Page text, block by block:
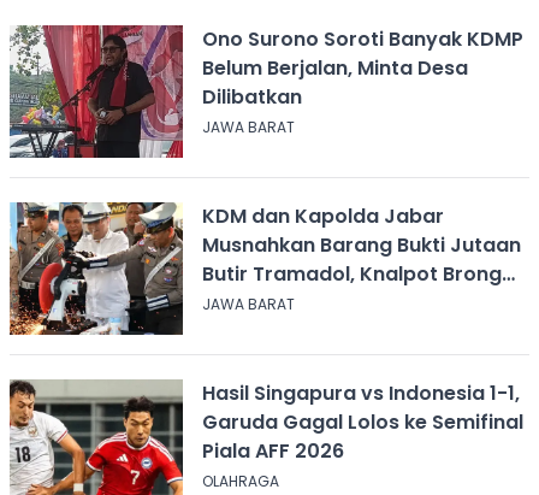
Ono Surono Soroti Banyak KDMP
Belum Berjalan, Minta Desa
Dilibatkan
JAWA BARAT
KDM dan Kapolda Jabar
Musnahkan Barang Bukti Jutaan
Butir Tramadol, Knalpot Brong
hingga Miras
JAWA BARAT
Hasil Singapura vs Indonesia 1-1,
Garuda Gagal Lolos ke Semifinal
Piala AFF 2026
OLAHRAGA